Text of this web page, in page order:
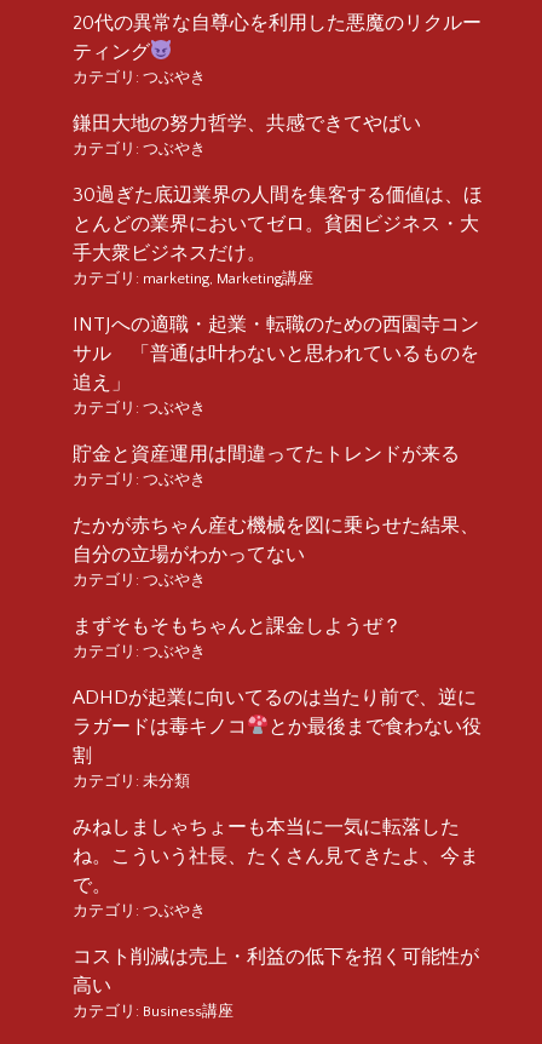
20代の異常な自尊心を利用した悪魔のリクルー
ティング
カテゴリ: つぶやき
鎌田大地の努力哲学、共感できてやばい
カテゴリ: つぶやき
30過ぎた底辺業界の人間を集客する価値は、ほ
とんどの業界においてゼロ。貧困ビジネス・大
手大衆ビジネスだけ。
カテゴリ: marketing Marketing講座
INTJへの適職・起業・転職のための西園寺コン
サル 「普通は叶わないと思われているものを
追え」
カテゴリ: つぶやき
貯金と資産運用は間違ってたトレンドが来る
カテゴリ: つぶやき
たかが赤ちゃん産む機械を図に乗らせた結果、
自分の立場がわかってない
カテゴリ: つぶやき
まずそもそもちゃんと課金しようぜ？
カテゴリ: つぶやき
ADHDが起業に向いてるのは当たり前で、逆に
ラガードは毒キノコ
とか最後まで食わない役
割
カテゴリ: 未分類
みねしましゃちょーも本当に一気に転落した
ね。こういう社長、たくさん見てきたよ、今ま
で。
カテゴリ: つぶやき
コスト削減は売上・利益の低下を招く可能性が
高い
カテゴリ: Business講座